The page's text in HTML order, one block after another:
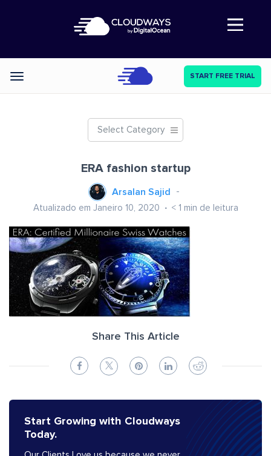
Abre a navegação
Categories START FREE TRIAL
Select Category
ERA fashion startup
Arsalan Sajid
Atualizado em Janeiro 10, 2020 < 1 min de leitura
Share This Article
Start Growing with Cloudways
Today.